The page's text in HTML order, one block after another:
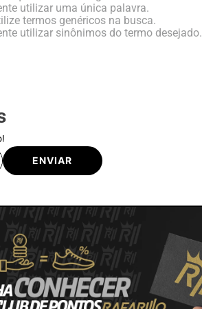
utilizar uma única palavra.
termos genéricos na busca.
utilizar sinônimos do termo desejado.
ENVIAR